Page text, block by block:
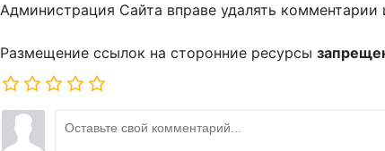
Администрация Сайта вправе удалять комментарии
Размещение ссылок на сторонние ресурсы